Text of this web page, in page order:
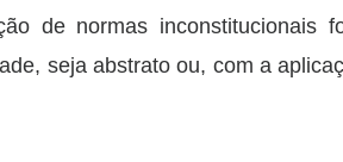
de normas inconstitucionais
seja abstrato ou, com a